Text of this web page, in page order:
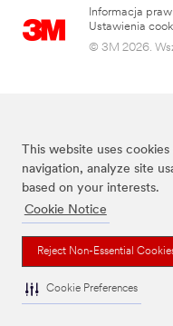
This website uses
navigation, analyze site
based on your interests.
Cookie Notice
Reject Non-Essential
Cookie Preferences
Informacja
Ustawienia
© 3M 2026.
3M, Post-it® oraz kolor